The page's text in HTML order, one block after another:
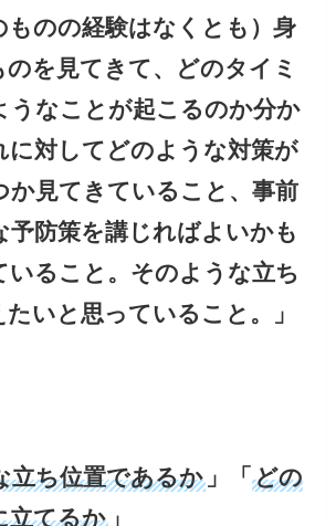
ものの経験はなくとも）身
を見てきて、どのタイミ
うなことが起こるのか分か
に対してどのような対策が
か見てきていること、事前
予防策を講じればよいかも
いること。そのような立ち
いと思っていること。」
立ち位置であるか 」「どの
立てるか 」